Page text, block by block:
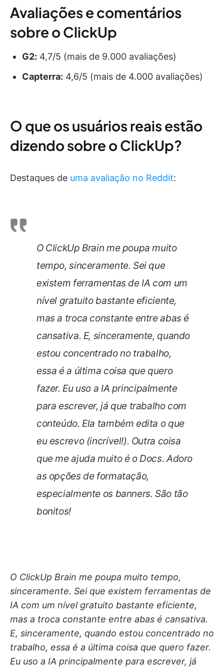
Avaliações e comentários
sobre o ClickUp
G2: 4,7/5 (mais de 9.000 avaliações)
Capterra: 4,6/5 (mais de 4.000 avaliações)
O que os usuários reais estão
dizendo sobre o ClickUp?
Destaques de uma avaliação no Reddit:
O ClickUp Brain me poupa muito
tempo, sinceramente. Sei que
existem ferramentas de IA com um
nível gratuito bastante eficiente,
mas a troca constante entre abas é
cansativa. E, sinceramente, quando
estou concentrado no trabalho,
essa é a última coisa que quero
fazer.Eu uso a IA principalmente
para escrever, já que trabalho com
conteúdo. Ela também edita o que
eu escrevo (incrível!). Outra coisa
que me ajuda muito é o Docs. Adoro
as opções de formatação,
especialmente os banners. São tão
bonitos!
O ClickUp Brain me poupa muito tempo,
sinceramente. Sei que existem ferramentas de
IA com um nível gratuito bastante eficiente,
mas a troca constante entre abas é cansativa.
E, sinceramente, quando estou concentrado no
trabalho, essa é a última coisa que quero fazer.
Eu uso a IA principalmente para escrever, já